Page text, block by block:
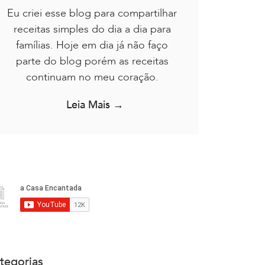
Eu criei esse blog para compartilhar
receitas simples do dia a dia para
famílias. Hoje em dia já não faço
parte do blog porém as receitas
continuam no meu coração.
Leia Mais →